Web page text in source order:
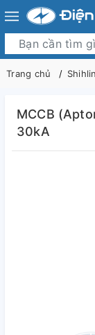
Trang chủ
MCCB
30kA